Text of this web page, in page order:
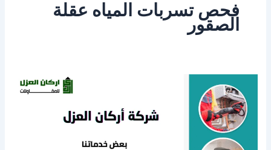
فحص تسربات المياه عقلة
الصقور
تسربات
المياه
بعقلة
الصقور